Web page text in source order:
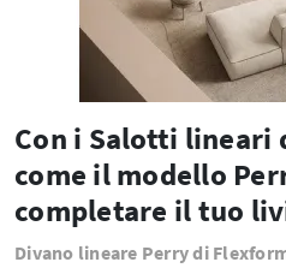
Con i Salotti lineari
come il modello
completare il tuo
Divano lineare Perry di